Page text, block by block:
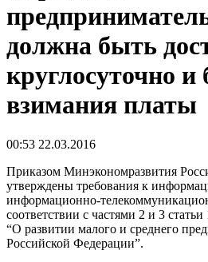
должна быть
круглосуточно и
взимания платы
00:53 22.03.2016
Приказом Минэкономразвития
утверждены требования к
информационно-
соответствии с частями 2 и 3
“О развитии малого и среднего
Российской Федерации”.